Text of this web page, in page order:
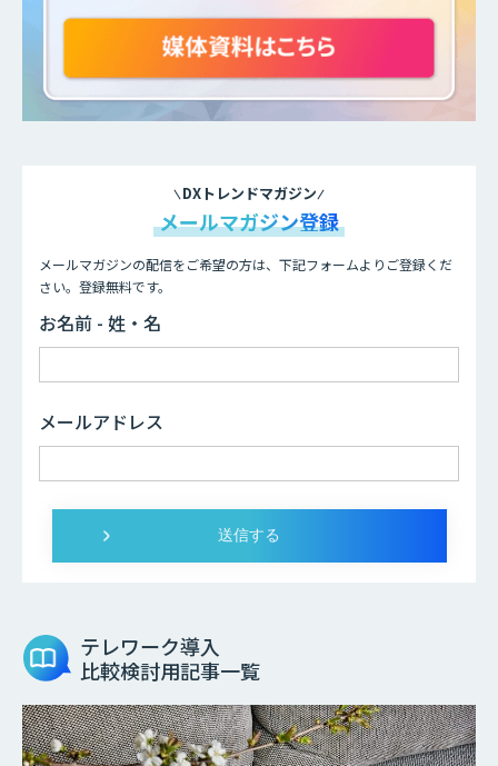
DXトレンドマガジン
メールマガジン登録
メールマガジンの配信をご希望の方は、下記フォームよりご登録くだ
さい。登録無料です。
お名前 - 姓・名
メールアドレス
テレワーク導入
比較検討用記事一覧